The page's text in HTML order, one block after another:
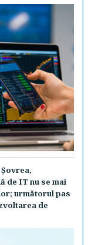
de IT nu se mai
următorul pas
de